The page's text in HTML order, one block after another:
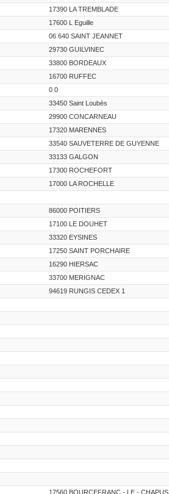
17390 LA TREMBLADE
17600 L Eguille
06 640 SAINT JEANNET
29730 GUILVINEC
33800 BORDEAUX
16700 RUFFEC
0 0
33450 Saint Loubès
29900 CONCARNEAU
17320 MARENNES
33540 SAUVETERRE DE GUYENNE
33133 GALGON
17300 ROCHEFORT
17000 LA ROCHELLE
86000 POITIERS
17100 LE DOUHET
33320 EYSINES
17250 SAINT PORCHAIRE
16290 HIERSAC
33700 MERIGNAC
94619 RUNGIS CEDEX 1
17560 BOURCEFRANC - LE - CHAPUS